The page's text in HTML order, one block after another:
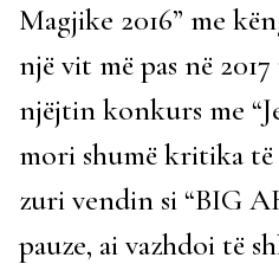
Magjike 2016” me
një vit më pas në
njëjtin konkurs me
mori shumë kritika
zuri vendin si “BIG
pauze, ai vazhdoi të